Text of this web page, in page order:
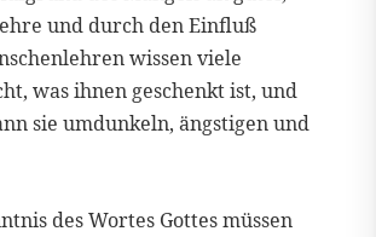
und durch den Einfluß
wissen viele
was ihnen geschenkt ist, und
sie umdunkeln, ängstigen und
des Wortes Gottes müssen